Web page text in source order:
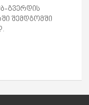
გვერდის
შემდგომში